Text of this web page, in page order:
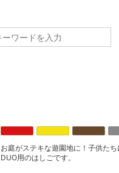
お庭がステキな遊園地に！子供た
DUO用のはしごです。